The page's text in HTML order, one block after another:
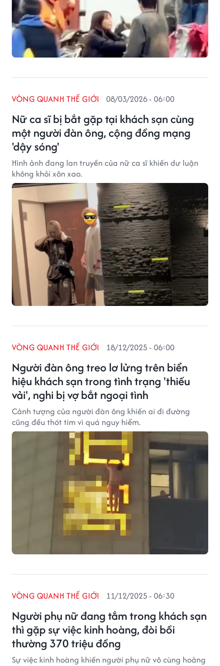
Nữ ca sĩ bị bắt gặp tại khách sạn cùng
một người đàn ông, cộng đồng mạng
'dậy sóng'
VÒNG QUANH THẾ GIỚI 08/03/2026 - 06:00
Hình ảnh đang lan truyền của nữ ca sĩ khiến dư luận
không khỏi xôn xao.
Người đàn ông treo lơ lửng trên biển
hiệu khách sạn trong tình trạng 'thiếu
vải', nghi bị vợ bắt ngoại tình
VÒNG QUANH THẾ GIỚI 18/12/2025 - 06:00
Cảnh tượng của người đàn ông khiến ai đi đường
cũng đều thót tim vì quá nguy hiểm.
Người phụ nữ đang tắm trong khách sạn
thì gặp sự việc kinh hoàng, đòi bồi
thường 370 triệu đồng
VÒNG QUANH THẾ GIỚI 11/12/2025 - 06:30
Sự việc kinh hoàng khiến người phụ nữ vô cùng hoảng